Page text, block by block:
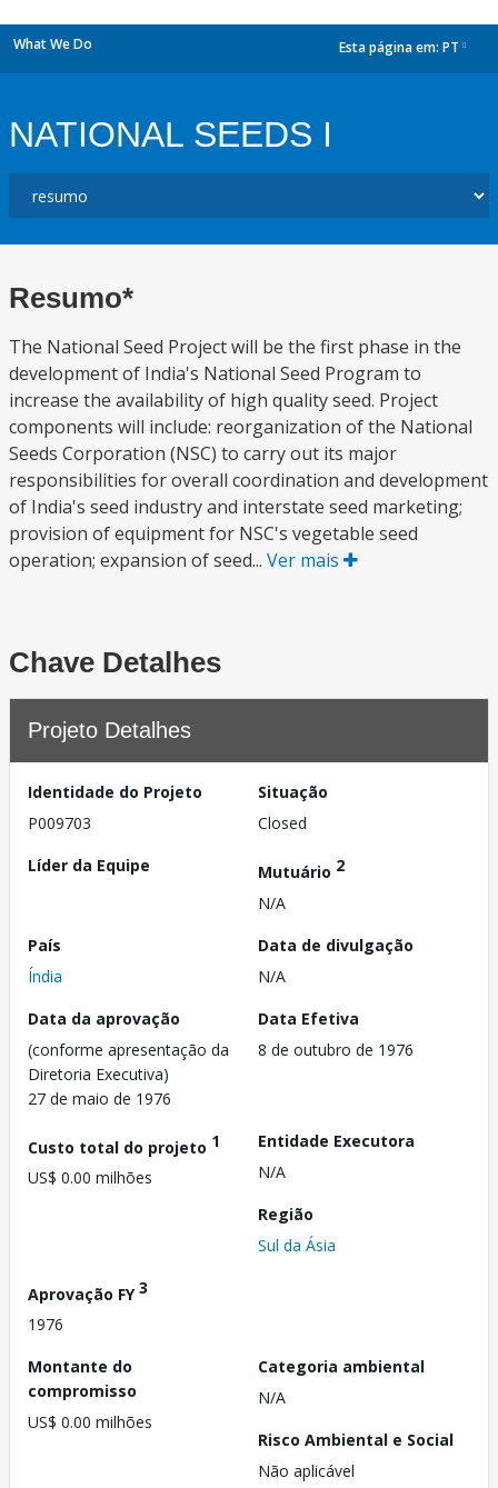
What We Do Esta página em: PT
NATIONAL SEEDS I
Resumo*
The National Seed Project will be the first phase in the
development of India's National Seed Program to
increase the availability of high quality seed. Project
components will include: reorganization of the National
Seeds Corporation (NSC) to carry out its major
responsibilities for overall coordination and development
of India's seed industry and interstate seed marketing;
provision of equipment for NSC's vegetable seed
operation; expansion of seed... Ver mais
Chave Detalhes
Projeto Detalhes
Identidade do Projeto
P009703
Situação
Closed
Líder da Equipe
Mutuário 2
N/A
País
Índia
Data de divulgação
N/A
Data da aprovação
(conforme apresentação da
Diretoria Executiva)
27 de maio de 1976
Data Efetiva
8 de outubro de 1976
Custo total do projeto 1
US$ 0.00 milhões
Entidade Executora
N/A
Região
Sul da Ásia
Aprovação FY3
1976
Montante do
compromisso
US$ 0.00 milhões
Categoria ambiental
N/A
Risco Ambiental e Social
Não aplicável